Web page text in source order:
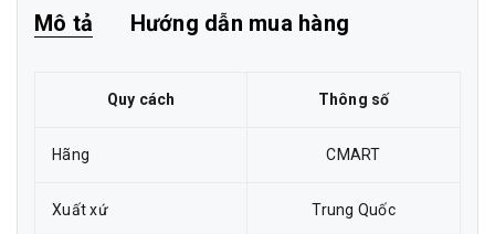
Mô tả Hướng dẫn mua hàng
Quy cách Thông số
Hãng CMART
Xuất xứ Trung Quốc